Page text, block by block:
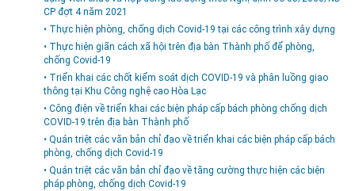
CP đợt 4 năm 2021
• Thực hiện phòng, chống dịch Covid-19 tại các công trình xây dựng
• Thực hiện giãn cách xã hội trên địa bàn Thành phố để phòng,
chống Covid-19
• Triển khai các chốt kiểm soát dịch COVID-19 và phân luồng giao
thông tại Khu Công nghệ cao Hòa Lạc
• Công điện về triển khai các biện pháp cấp bách phòng chống dịch
COVID-19 trên địa bàn Thành phố
• Quán triệt các văn bản chỉ đạo về triển khai các biện pháp cấp bách
phòng, chống dịch Covid-19
• Quán triệt các văn bản chỉ đạo về tăng cường thực hiện các biện
pháp phòng, chống dịch Covid-19